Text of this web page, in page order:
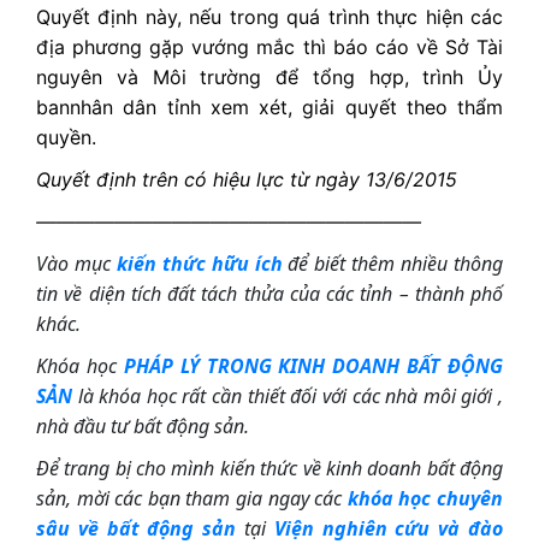
Quyết định này, nếu trong quá trình thực hiện các
địa phương gặp vướng mắc thì báo cáo về Sở Tài
nguyên và Môi trường để tổng hợp, trình
Ủy
bannhân dân tỉnh xem xét, giải quyết theo thẩm
quyền.
Quyết định trên có hiệu lực từ ngày 13/6/2015
————————————————————
Vào mụckiến thức hữu ích để biết thêm nhiều thông
tin về diện tích đất tách thửa của các tỉnh – thành phố
khác.
Khóa học PHÁP LÝ TRONG KINH DOANH BẤT ĐỘNG
SẢN là khóa học rất cần thiết đối với các nhà môi giới ,
nhà đầu tư bất động sản.
Để trang bị cho mình kiến thức về kinh doanh bất động
sản, mời các bạn tham gia ngay các khóa học chuyên
sâu về bất động sản tại Viện nghiên cứu và đào